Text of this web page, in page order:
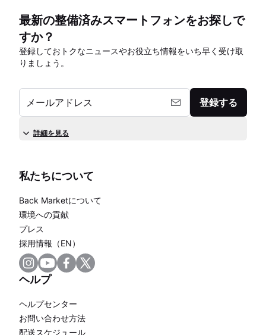
最新の整備済みスマートフォンをお探しで
すか？
登録しておトクなニュースやお役立ち情報をいち早く受け取
りましょう。
メールアドレス 登録する
詳細を見る
私たちについて
Back Marketについて
環境への貢献
プレス
採用情報（EN）
ヘルプ
ヘルプセンター
お問い合わせ方法
配送スケジュール